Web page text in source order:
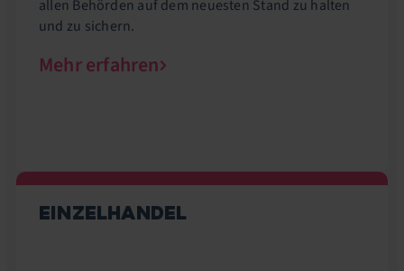
allen Behörden auf dem neuesten Stand zu halten
und zu sichern.
Mehr erfahren
EINZELHANDEL